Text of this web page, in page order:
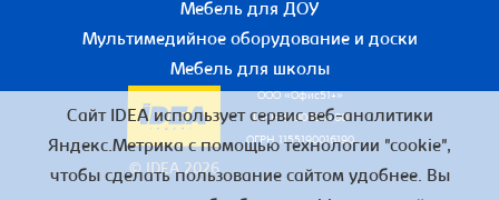
Мебель для ДОУ
Мультимедийное оборудование и доски
Мебель для школы
© IDEA 2026
ООО «Офис51+»
ИНН 5190055780
ОГРН 1155190016190
Сайт IDEA использует сервис веб-аналитики
Яндекс.Метрика с помощью технологии "cookie",
чтобы сделать пользование сайтом удобнее. Вы